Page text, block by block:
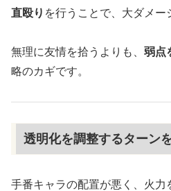
直殴り を行うことで、大ダメー
無理に友情を拾うよりも、 弱点
略のカギです。
透明化を調整するターン
手番キャラの配置が悪く、火力